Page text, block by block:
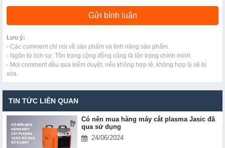
Lưu ý:
- Các comment chỉ nói về sản phẩm và tính năng sản phẩm.
- Ngôn từ lịch sự. Tôn trọng cộng đồng cũng là tôn trọng chính mình.
- Mọi comment đều qua kiểm duyệt, nếu không hợp lệ, không hợp lý sẽ bị
xóa.
TIN TỨC LIÊN QUAN
Có nên mua hàng máy cắt plasma Jasic đã
qua sử dụng
24/06/2024